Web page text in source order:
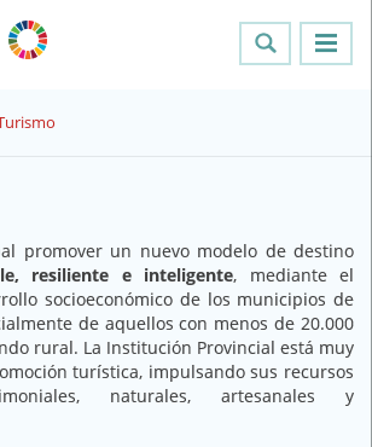
promover un nuevo modelo de destino
resiliente e inteligente, mediante el
socioeconómico de los municipios de
de aquellos con menos de 20.000
rural. La Institución Provincial está muy
turística, impulsando sus recursos
naturales, artesanales y